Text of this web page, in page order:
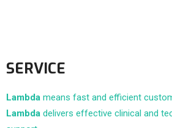
SERVICE
Lambda means fast and efficient
Lambda delivers effective clinical and